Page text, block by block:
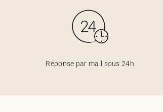
Réponse par mail sous 24h